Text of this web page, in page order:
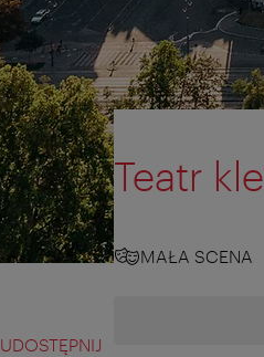
UDOSTĘPNIJ
Teatr
MAŁA SCENA